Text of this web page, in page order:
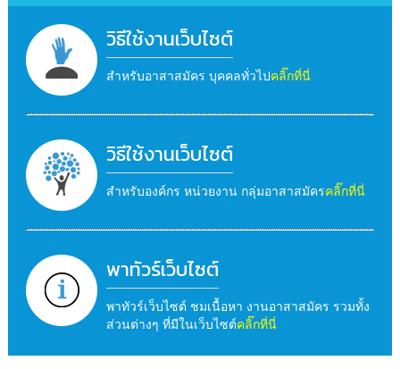
วิธีใช้งานเว็บไซต์
สำหรับอาสาสมัคร บุคคลทั่วไปคลิ๊กที่นี่
วิธีใช้งานเว็บไซต์
สำหรับองค์กร หน่วยงาน กลุ่มอาสาสมัครคลิ๊กที่นี่
พาทัวร์เว็บไซต์
พาทัวร์เว็บไซต์ ชมเนื้อหา งานอาสาสมัคร รวมทั้ง
ส่วนต่างๆ ที่มีในเว็บไซต์คลิ๊กที่นี่